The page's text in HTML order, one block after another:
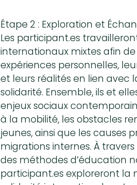
Étape 2 : Exploration et
Les participant.es
internationaux mixtes afin
expériences personnelles,
et leurs réalités en lien avec
solidarité. Ensemble, ils et
enjeux sociaux
à la mobilité, les obstacles
jeunes, ainsi que les causes
migrations internes. À
des méthodes d’éducation
participant.es exploreront la